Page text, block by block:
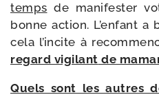
temps de mani­fes­ter
bonne action. L’enfant a
cela l’in­cite à
regard vigi­lant de
Quels sont les autres